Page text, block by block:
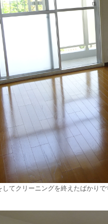
てクリーニングを終えたばかりで